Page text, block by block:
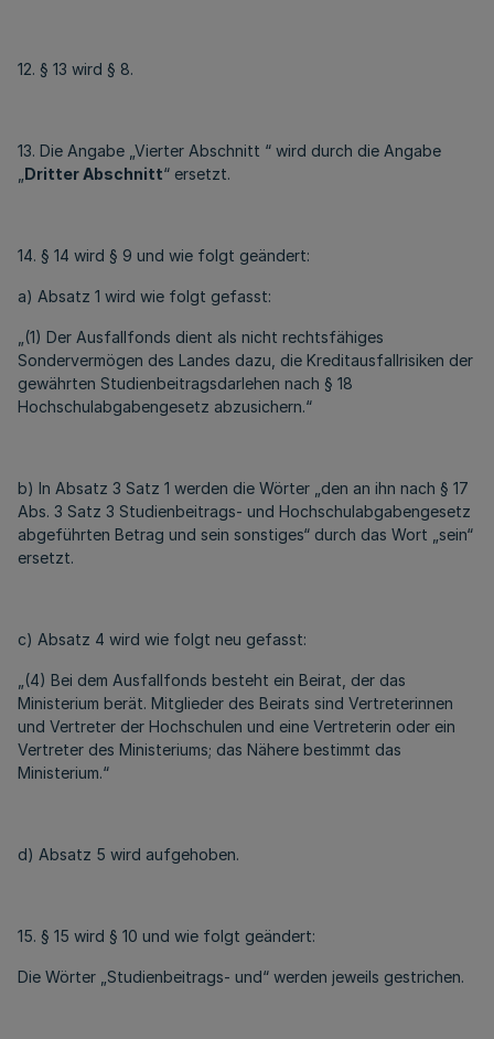
12. § 13 wird § 8.
13. Die Angabe „Vierter Abschnitt “ wird durch die Angabe
Dritter Abschnitt“ ersetzt.
14. § 14 wird § 9 und wie folgt geändert:
a) Absatz 1 wird wie folgt gefasst:
„(1) Der Ausfallfonds dient als nicht rechtsfähiges
Sondervermögen des Landes dazu, die Kreditausfallrisiken der
gewährten Studienbeitragsdarlehen nach § 18
Hochschulabgabengesetz abzusichern.“
b) In Absatz 3 Satz 1 werden die Wörter „den an ihn nach § 17
Abs. 3 Satz 3 Studienbeitrags- und Hochschulabgabengesetz
abgeführten Betrag und sein sonstiges“ durch das Wort „sein“
ersetzt.
c) Absatz 4 wird wie folgt neu gefasst:
„(4) Bei dem Ausfallfonds besteht ein Beirat, der das
Ministerium berät. Mitglieder des Beirats sind Vertreterinnen
und Vertreter der Hochschulen und eine Vertreterin oder ein
Vertreter des Ministeriums; das Nähere bestimmt das
Ministerium.“
d) Absatz 5 wird aufgehoben.
15. § 15 wird § 10 und wie folgt geändert:
Die Wörter „Studienbeitrags- und“ werden jeweils gestrichen.